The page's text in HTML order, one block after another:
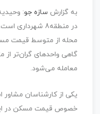
به گزارش سازه جو:
در منطقه8
محله از متوسط قیمت
گاهی واحدهای گران‌تر
معامله می‌شود.
یکی از کارشناسان مشاور
خصوص قیمت مسکن در